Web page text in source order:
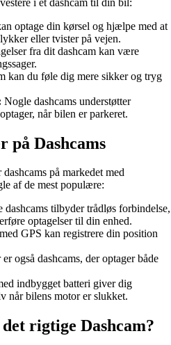
optage din kørsel og hjælpe med at
eller tvister på vejen.
fra dit dashcam kan være
kan du føle dig mere sikker og tryg
Nogle dashcams understøtter
når bilen er parkeret.
på Dashcams
på markedet med
af de mest populære:
dashcams tilbyder trådløs forbindelse,
optagelser til din enhed.
GPS kan registrere din position
også dashcams, der optager både
indbygget batteri giver dig
når bilens motor er slukket.
rigtige Dashcam?